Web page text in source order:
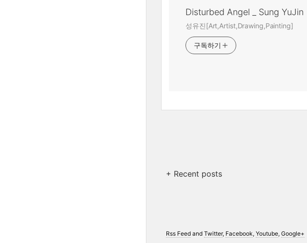
Disturbed Angel _ Sung YuJin
성유진[Art,Artist,Drawing,Painting]
구독하기
+ Recent posts
Rss Feedand Twitter, Facebook, Youtube, Google+